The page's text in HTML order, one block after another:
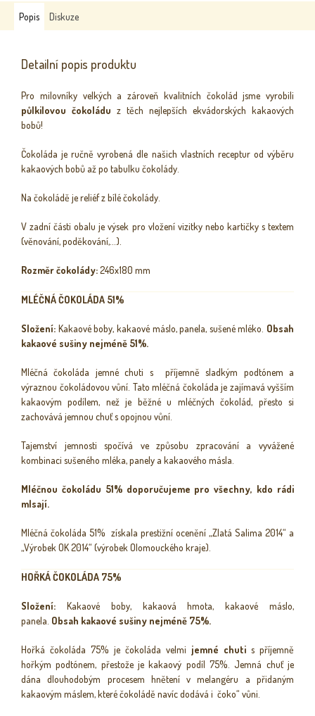
Popis Diskuze
Detailní popis produktu
Pro milovníky velkých a zároveň kvalitních čokolád jsme vyrobili
půlkilovou čokoládu z těch nejlepších ekvádorských kakaových
bobů!
Čokoláda je ručně vyrobená dle našich vlastních receptur od výběru
kakaových bobů až po tabulku čokolády.
Na čokoládě je reliéf z bílé čokolády.
V zadní části obalu je výsek pro vložení vizitky nebo kartičky s textem
(věnování, poděkování,...).
Rozměr čokolády:246x180 mm
MLÉČNÁ ČOKOLÁDA 51%
Složení: Kakaové boby, kakaové máslo, panela, sušené mléko. Obsah
kakaové sušiny nejméně 51%.
Mléčná čokoláda jemné chuti s příjemně sladkým podtónem a
výraznou čokoládovou vůní. Tato mléčná čokoláda je zajímavá vyšším
kakaovým podílem, než je běžné u mléčných čokolád, přesto si
zachovává jemnou chuť s opojnou vůní.
Tajemství jemnosti spočívá ve způsobu zpracování a vyvážené
kombinaci sušeného mléka, panely a kakaového másla.
Mléčnou čokoládu 51% doporučujeme pro všechny, kdo rádi
mlsají.
Mléčná čokoláda 51% získala prestižní ocenění „Zlatá Salima 2014“ a
„Výrobek OK 2014“ (výrobek Olomouckého kraje).
HOŘKÁ ČOKOLÁDA 75%
Složení: Kakaové boby, kakaová hmota, kakaové máslo,
panela. Obsah kakaové sušiny nejméně 75%.
Hořká čokoláda 75% je čokoláda velmi jemné chuti s příjemně
hořkým podtónem, přestože je kakaový podíl 75%. Jemná chuť je
dána dlouhodobým procesem hnětení v melangéru a přidaným
kakaovým máslem, které čokoládě navíc dodává i čoko“ vůni.